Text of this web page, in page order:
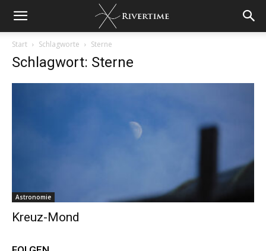
Start Schlagworte Sterne
Schlagwort: Sterne
Astronomie
Kreuz-Mond